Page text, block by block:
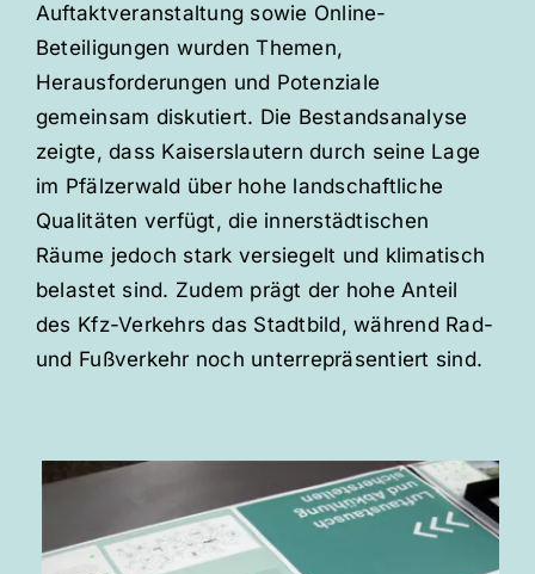
Auftaktveranstaltung sowie Online-
Beteiligungen wurden Themen,
Herausforderungen und Potenziale
gemeinsam diskutiert. Die Bestandsanalyse
zeigte, dass Kaiserslautern durch seine Lage
im Pfälzerwald über hohe landschaftliche
Qualitäten verfügt, die innerstädtischen
Räume jedoch stark versiegelt und klimatisch
belastet sind. Zudem prägt der hohe Anteil
des Kfz-Verkehrs das Stadtbild, während Rad-
und Fußverkehr noch unterrepräsentiert sind.